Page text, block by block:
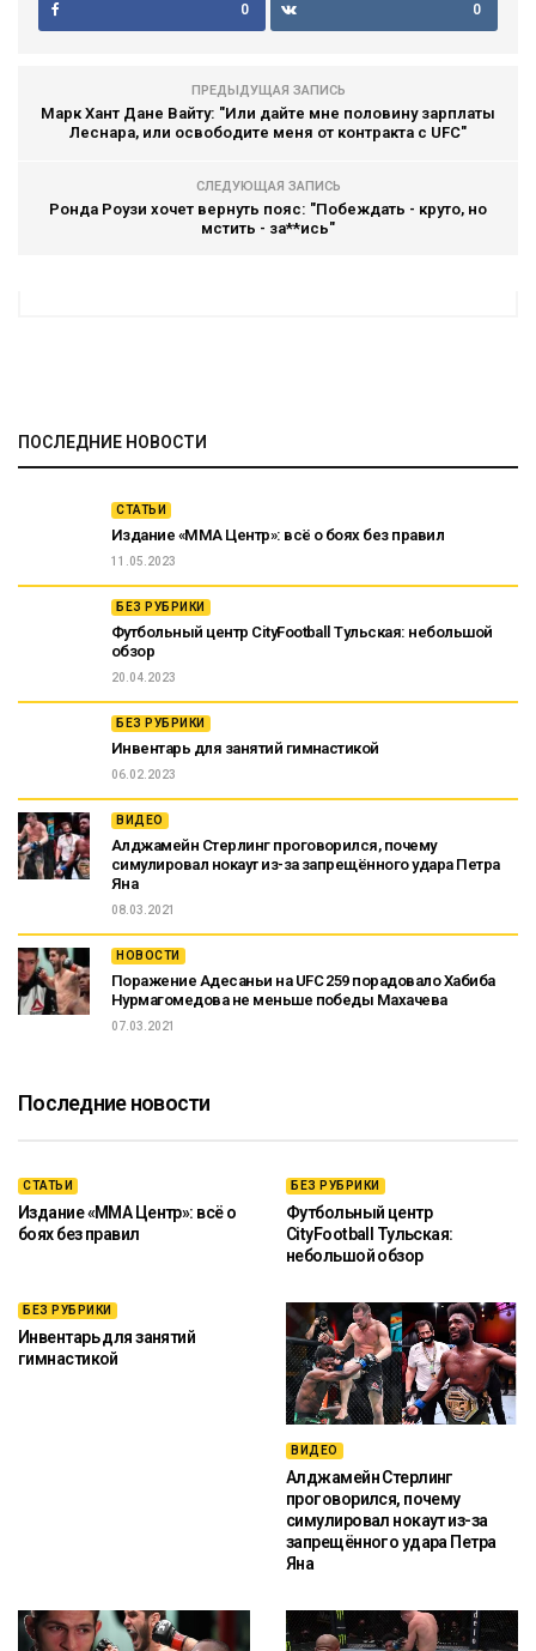
0 0
ПРЕДЫДУЩАЯ ЗАПИСЬ
Марк Хант Дане Вайту: "Или дайте мне половину зарплаты
Леснара, или освободите меня от контракта с UFC"
СЛЕДУЮЩАЯ ЗАПИСЬ
Ронда Роузи хочет вернуть пояс: "Побеждать - круто, но
мстить - за**ись"
ПОСЛЕДНИЕ НОВОСТИ
СТАТЬИ
Издание «ММА Центр»: всё о боях без правил
11.05.2023
БЕЗ РУБРИКИ
Футбольный центр CityFootball Тульская: небольшой
обзор
20.04.2023
БЕЗ РУБРИКИ
Инвентарь для занятий гимнастикой
06.02.2023
ВИДЕО
Алджамейн Стерлинг проговорился, почему
симулировал нокаут из-за запрещённого удара Петра
Яна
08.03.2021
НОВОСТИ
Поражение Адесаньи на UFC 259 порадовало Хабиба
Нурмагомедова не меньше победы Махачева
07.03.2021
Последние новости
СТАТЬИ
Издание «ММА Центр»: всё о
боях без правил
БЕЗ РУБРИКИ
Футбольный центр
CityFootball Тульская:
небольшой обзор
БЕЗ РУБРИКИ
Инвентарь для занятий
гимнастикой
ВИДЕО
Алджамейн Стерлинг
проговорился, почему
симулировал нокаут из-за
запрещённого удара Петра
Яна